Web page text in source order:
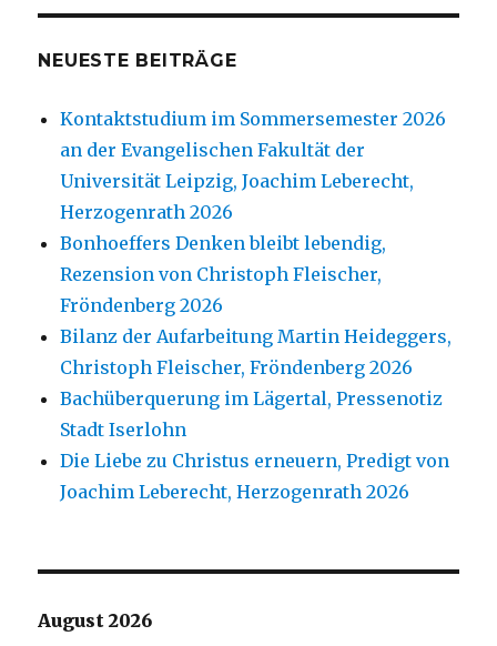
NEUESTE BEITRÄGE
Kontaktstudium im Sommersemester 2026
an der Evangelischen Fakultät der
Universität Leipzig, Joachim Leberecht,
Herzogenrath 2026
Bonhoeffers Denken bleibt lebendig,
Rezension von Christoph Fleischer,
Fröndenberg 2026
Bilanz der Aufarbeitung Martin Heideggers,
Christoph Fleischer, Fröndenberg 2026
Bachüberquerung im Lägertal, Pressenotiz
Stadt Iserlohn
Die Liebe zu Christus erneuern, Predigt von
Joachim Leberecht, Herzogenrath 2026
August 2026